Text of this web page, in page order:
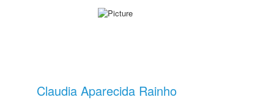
Claudia Aparecida Rainho